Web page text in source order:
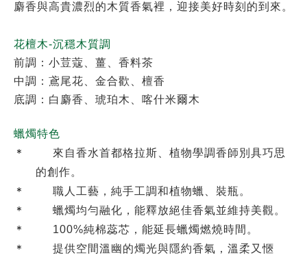
麝香與高貴濃烈的木質香氣裡，迎接美好時刻的到來。
花檀木-沉穩木質調
前調：小荳蔻、薑、香料茶
中調：鳶尾花、金合歡、檀香
底調：白麝香、琥珀木、喀什米爾木
蠟燭特色
＊
來自香水首都格拉斯、植物學調香師別具巧思
的創作。
＊
職人工藝，純手工調和植物蠟、裝瓶。
＊
蠟燭均勻融化，能釋放絕佳香氣並維持美觀。
＊
100%純棉蕊芯，能延長蠟燭燃燒時間。
＊
提供空間溫幽的燭光與隱約香氣，溫柔又愜